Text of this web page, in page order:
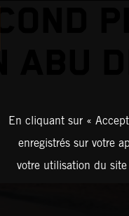
ABU
En cliquant sur «
enregistrés sur votre
votre utilisation du